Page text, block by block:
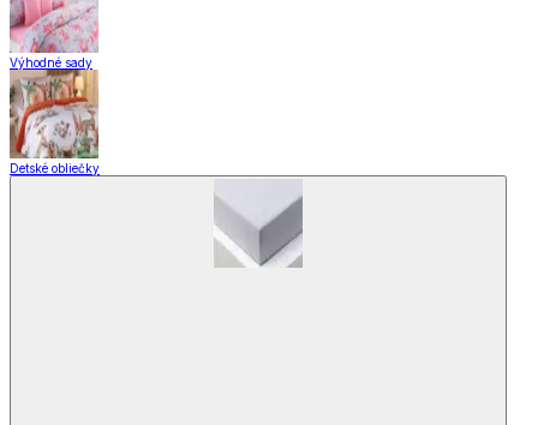
Výhodné sady
Detské obliečky